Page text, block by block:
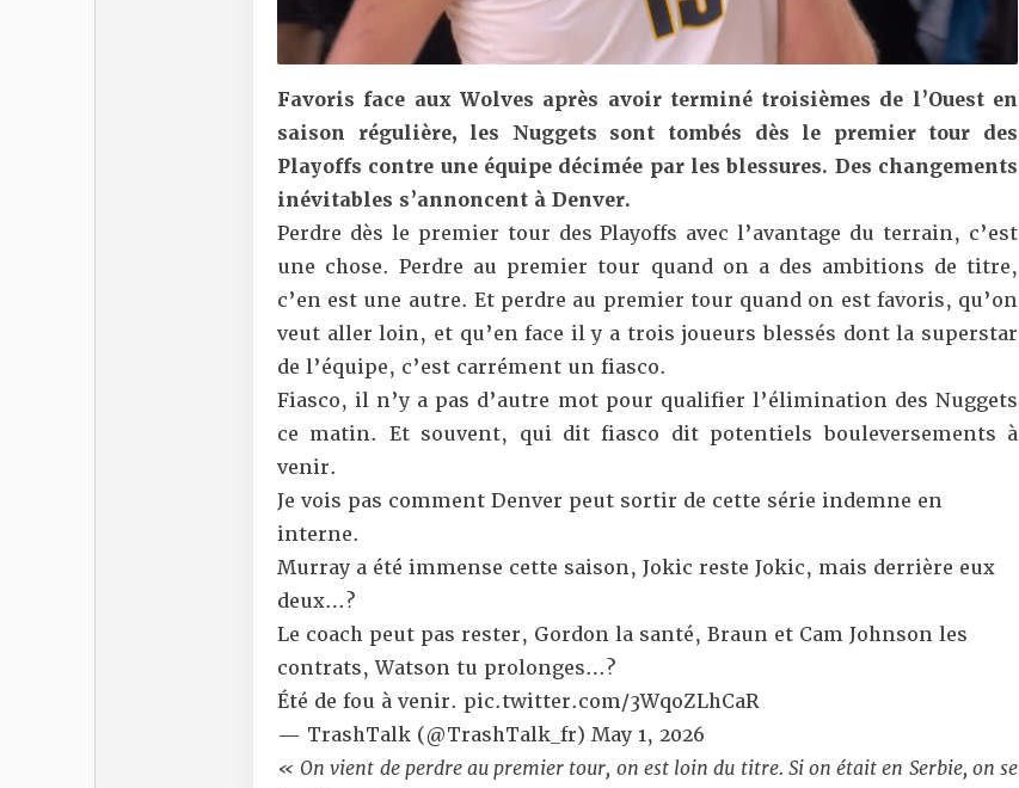
Favoris face aux Wolves après avoir terminé troisièmes de l’Ouest en
saison régulière, les Nuggets sont tombés dès le premier tour des
Playoffs contre une équipe décimée par les blessures. Des changements
inévitables s’annoncent à Denver.
Perdre dès le premier tour des Playoffs avec l’avantage du terrain, c’est
une chose. Perdre au premier tour quand on a des ambitions de titre,
c’en est une autre. Et perdre au premier tour quand on est favoris, qu’on
veut aller loin, et qu’en face il y a trois joueurs blessés dont la superstar
de l’équipe, c’est carrément un fiasco.
Fiasco, il n’y a pas d’autre mot pour qualifier l’élimination des Nuggets
ce matin. Et souvent, qui dit fiasco dit potentiels bouleversements à
venir.
Je vois pas comment Denver peut sortir de cette série indemne en
interne.
Murray a été immense cette saison, Jokic reste Jokic, mais derrière eux
deux…?
Le coach peut pas rester, Gordon la santé, Braun et Cam Johnson les
contrats, Watson tu prolonges…?
Été de fou à venir. pic.twitter.com/3WqoZLhCaR
— TrashTalk (@TrashTalk_fr) May 1, 2026
« On vient de perdre au premier tour, on est loin du titre. Si on était en Serbie, on se